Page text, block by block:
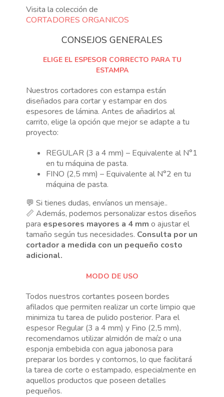
Visita la colección de
CORTADORES ORGANICOS
CONSEJOS GENERALES
ELIGE EL ESPESOR CORRECTO PARA TU
ESTAMPA
Nuestros cortadores con estampa están
diseñados para cortar y estampar en dos
espesores de lámina. Antes de añadirlos al
carrito, elige la opción que mejor se adapte a tu
proyecto:
REGULAR (3 a 4 mm) – Equivalente al N°1
en tu máquina de pasta.
FINO (2,5 mm) – Equivalente al N°2 en tu
máquina de pasta.
💬 Si tienes dudas, envíanos un mensaje..
📏 Además, podemos personalizar estos diseños
para espesores mayores a 4 mm o ajustar el
tamaño según tus necesidades. Consulta por un
cortador a medida con un pequeño costo
adicional.
MODO DE USO
Todos nuestros cortantes poseen bordes
afilados que permiten realizar un corte limpio que
minimiza tu tarea de pulido posterior. Para el
espesor Regular (3 a 4 mm) y Fino (2,5 mm),
recomendamos utilizar almidón de maíz o una
esponja embebida con agua jabonosa para
preparar los bordes y contornos, lo que facilitará
la tarea de corte o estampado, especialmente en
aquellos productos que poseen detalles
pequeños.